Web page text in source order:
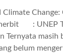
Change:
:
masih
belum